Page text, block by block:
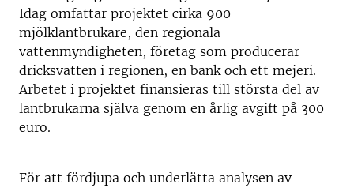
Idag omfattar projektet cirka 900
mjölklantbrukare, den regionala
vattenmyndigheten, företag som producerar
dricksvatten i regionen, en bank och ett mejeri.
Arbetet i projektet finansieras till största del av
lantbrukarna själva genom en årlig avgift på 300
euro.
För att fördjupa och underlätta analysen av